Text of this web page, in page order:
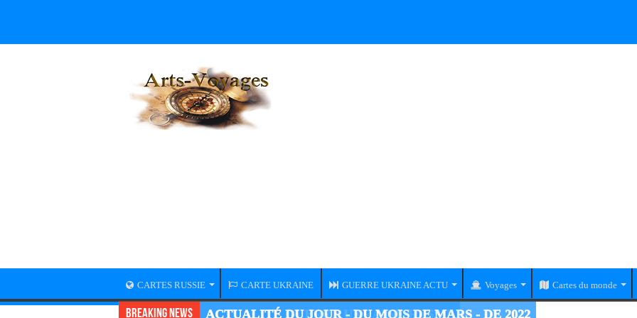
CARTES RUSSIE CARTE UKRAINE GUERRE UKRAINE ACTU Voyages Cartes du monde
Breaking News ACTUALITÉ GUERRE UKRAINE-RUSSIE